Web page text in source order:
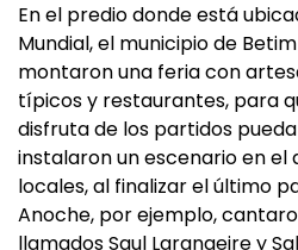
En el predio donde está
Mundial, el municipio de
montaron una feria con
típicos y restaurantes, para
disfruta de los partidos
instalaron un escenario en el
locales, al finalizar el último
Anoche, por ejemplo,
llamados Saul Larangeire y